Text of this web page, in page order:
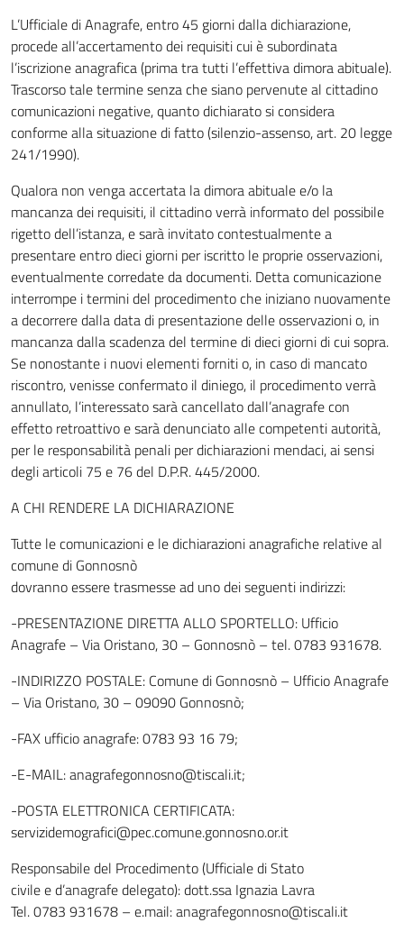
L’Ufficiale di Anagrafe, entro 45 giorni dalla dichiarazione,
procede all’accertamento dei requisiti cui è subordinata
l’iscrizione anagrafica (prima tra tutti l’effettiva dimora abituale).
Trascorso tale termine senza che siano pervenute al cittadino
comunicazioni negative, quanto dichiarato si considera
conforme alla situazione di fatto (silenzio-assenso, art. 20 legge
241/1990).
Qualora non venga accertata la dimora abituale e/o la
mancanza dei requisiti, il cittadino verrà informato del possibile
rigetto dell’istanza, e sarà invitato contestualmente a
presentare entro dieci giorni per iscritto le proprie osservazioni,
eventualmente corredate da documenti. Detta comunicazione
interrompe i termini del procedimento che iniziano nuovamente
a decorrere dalla data di presentazione delle osservazioni o, in
mancanza dalla scadenza del termine di dieci giorni di cui sopra.
Se nonostante i nuovi elementi forniti o, in caso di mancato
riscontro, venisse confermato il diniego, il procedimento verrà
annullato, l’interessato sarà cancellato dall’anagrafe con
effetto retroattivo e sarà denunciato alle competenti autorità,
per le responsabilità penali per dichiarazioni mendaci, ai sensi
degli articoli 75 e 76 del D.P.R. 445/2000.
A CHI RENDERE LA DICHIARAZIONE
Tutte le comunicazioni e le dichiarazioni anagrafiche relative al
comune di Gonnosnò
dovranno essere trasmesse ad uno dei seguenti indirizzi:
-PRESENTAZIONE DIRETTA ALLO SPORTELLO: Ufficio
Anagrafe – Via Oristano, 30 – Gonnosnò – tel. 0783 931678.
-INDIRIZZO POSTALE: Comune di Gonnosnò – Ufficio Anagrafe
– Via Oristano, 30 – 09090 Gonnosnò;
-FAX ufficio anagrafe: 0783 93 16 79;
-E-MAIL: anagrafegonnosno@tiscali.it;
-POSTA ELETTRONICA CERTIFICATA:
servizidemografici@pec.comune.gonnosno.or.it
Responsabile del Procedimento (Ufficiale di Stato
civile e d’anagrafe delegato): dott.ssa Ignazia Lavra
Tel. 0783 931678 – e.mail: anagrafegonnosno@tiscali.it